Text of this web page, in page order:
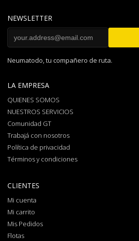
NEWSLETTER
Neumatodo, tu compañero de ruta.
LA EMPRESA
QUIENES SOMOS
NUESTROS SERVICIOS
Comunidad GT
Trabajá con nosotros
Política de privacidad
Términos y condiciones
CLIENTES
Mi cuenta
Mi carrito
Mis Pedidos
Flotas